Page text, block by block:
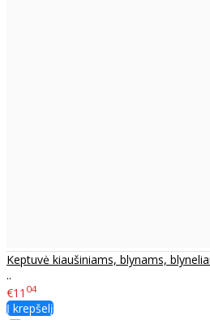
Keptuvė kiaušiniams, blynams,
..
€11 04
Į krepšelį